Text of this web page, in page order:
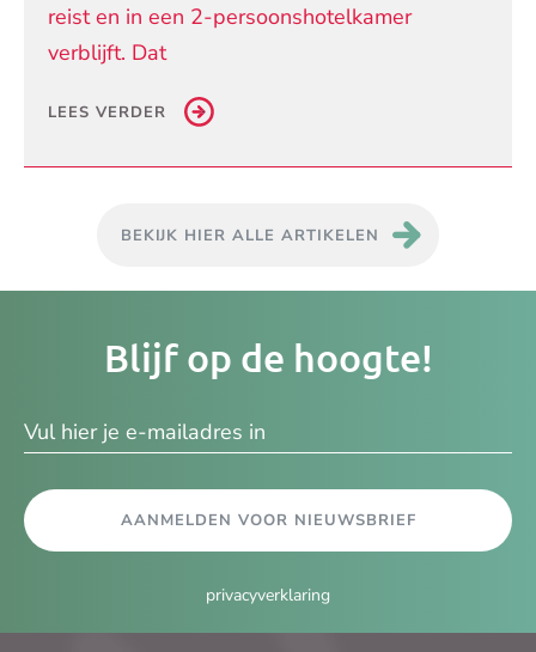
reist en in een 2-persoonshotelkamer
verblijft. Dat
LEES VERDER
BEKIJK HIER ALLE ARTIKELEN
Blijf op de hoogte!
AANMELDEN VOOR NIEUWSBRIEF
privacyverklaring